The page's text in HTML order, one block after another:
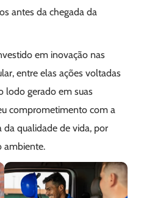
antes da chegada da
em inovação nas
entre elas ações voltadas
lodo gerado em suas
comprometimento com a
qualidade de vida, por
ambiente.